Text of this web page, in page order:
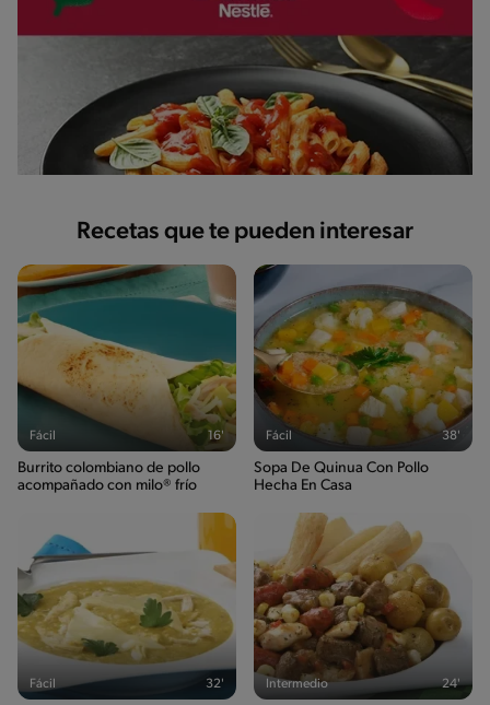
Recetas que te pueden interesar
Fácil 16'
Burrito colombiano de pollo
acompañado con milo® frío
Fácil 38'
Sopa De Quinua Con Pollo
Hecha En Casa
Fácil 32' Intermedio 24'